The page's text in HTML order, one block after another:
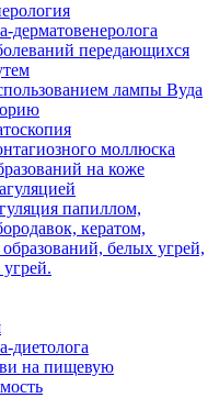
дерматовенеролога
передающихся
лампы Вуда
моллюска
на коже
папиллом,
кератом,
белых угрей,
диетолога
на пищевую